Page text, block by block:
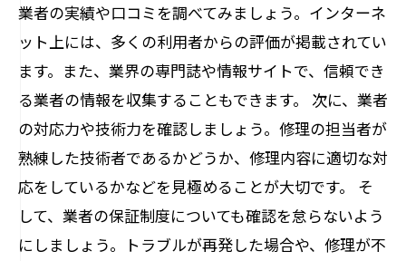
業者の実績や口コミを調べてみましょう。インターネ
ット上には、多くの利用者からの評価が掲載されてい
ます。また、業界の専門誌や情報サイトで、信頼でき
る業者の情報を収集することもできます。 次に、業者
の対応力や技術力を確認しましょう。修理の担当者が
熟練した技術者であるかどうか、修理内容に適切な対
応をしているかなどを見極めることが大切です。 そ
して、業者の保証制度についても確認を怠らないよう
にしましょう。トラブルが再発した場合や、修理が不